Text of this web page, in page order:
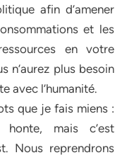
afin d’amener
et les
en votre
n’aurez plus besoin
avec l’humanité.
que je fais miens :
mais c’est
Nous reprendrons